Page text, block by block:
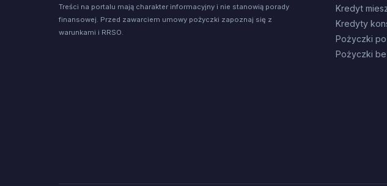
Treści na portalu mają charakter informacyjny i nie stanowią porady
finansowej. Przed zawarciem umowy pożyczki zapoznaj się z
warunkami i RRSO.
Kredyt
Kredyty
Pożyczki
Pożyczki